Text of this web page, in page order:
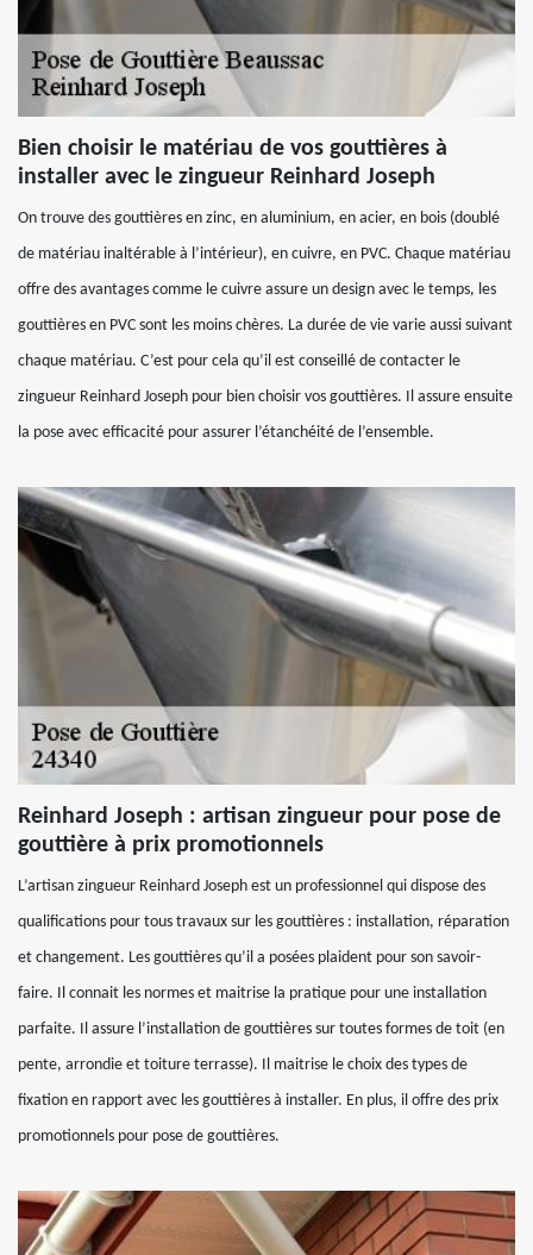
Bien choisir le matériau de vos gouttières à
installer avec le zingueur Reinhard Joseph
On trouve des gouttières en zinc, en aluminium, en acier, en bois (doublé
de matériau inaltérable à l’intérieur), en cuivre, en PVC. Chaque matériau
offre des avantages comme le cuivre assure un design avec le temps, les
gouttières en PVC sont les moins chères. La durée de vie varie aussi suivant
chaque matériau. C’est pour cela qu’il est conseillé de contacter le
zingueur Reinhard Joseph pour bien choisir vos gouttières. Il assure ensuite
la pose avec efficacité pour assurer l’étanchéité de l’ensemble.
Reinhard Joseph : artisan zingueur pour pose de
gouttière à prix promotionnels
L’artisan zingueur Reinhard Joseph est un professionnel qui dispose des
qualifications pour tous travaux sur les gouttières : installation, réparation
et changement. Les gouttières qu’il a posées plaident pour son savoir-
faire. Il connait les normes et maitrise la pratique pour une installation
parfaite. Il assure l’installation de gouttières sur toutes formes de toit (en
pente, arrondie et toiture terrasse). Il maitrise le choix des types de
fixation en rapport avec les gouttières à installer. En plus, il offre des prix
promotionnels pour pose de gouttières.